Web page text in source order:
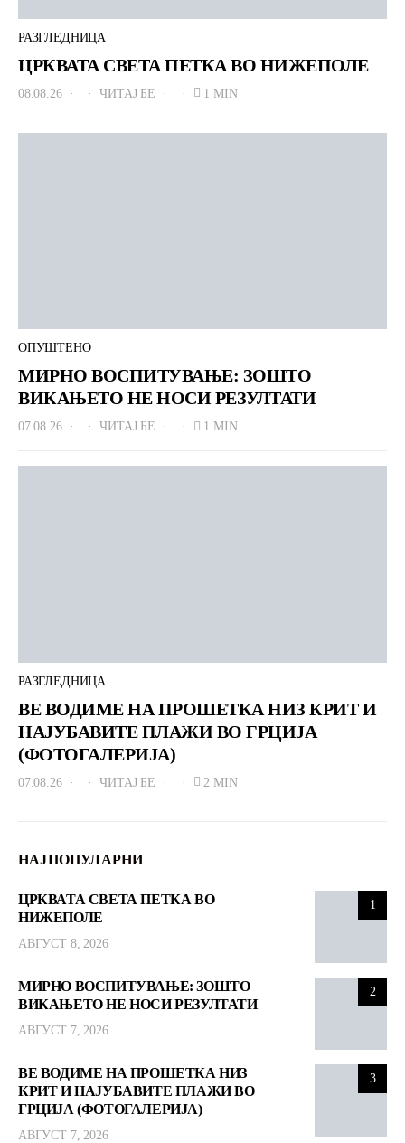
РАЗГЛЕДНИЦА
ЦРКВАТА СВЕТА ПЕТКА ВО НИЖЕПОЛЕ
08.08.26 ЧИТАЈ БЕ 1 MIN
ОПУШТЕНО
МИРНО ВОСПИТУВАЊЕ: ЗОШТО
ВИКАЊЕТО НЕ НОСИ РЕЗУЛТАТИ
07.08.26 ЧИТАЈ БЕ 1 MIN
РАЗГЛЕДНИЦА
ВЕ ВОДИМЕ НА ПРОШЕТКА НИЗ КРИТ И
НАЈУБАВИТЕ ПЛАЖИ ВО ГРЦИЈА
(ФОТОГАЛЕРИЈА)
07.08.26 ЧИТАЈ БЕ 2 MIN
НАЈПОПУЛАРНИ
1
ЦРКВАТА СВЕТА ПЕТКА ВО
НИЖЕПОЛЕ
АВГУСТ 8, 2026
2
МИРНО ВОСПИТУВАЊЕ: ЗОШТО
ВИКАЊЕТО НЕ НОСИ РЕЗУЛТАТИ
АВГУСТ 7, 2026
3
ВЕ ВОДИМЕ НА ПРОШЕТКА НИЗ
КРИТ И НАЈУБАВИТЕ ПЛАЖИ ВО
ГРЦИЈА (ФОТОГАЛЕРИЈА)
АВГУСТ 7, 2026